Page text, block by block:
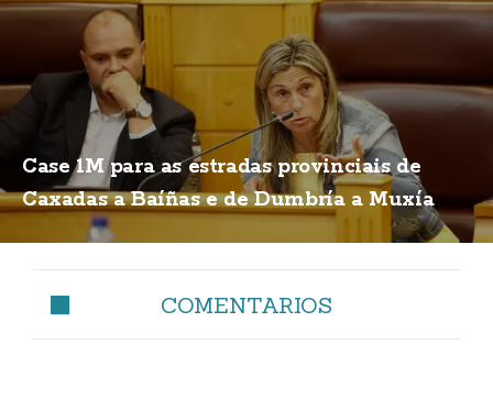
Case 1M para as estradas provinciais de
Caxadas a Baíñas e de Dumbría a Muxía
COMENTARIOS